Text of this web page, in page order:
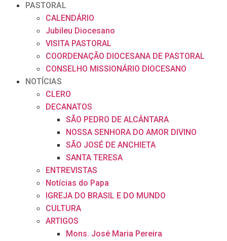
PASTORAL
CALENDÁRIO
Jubileu Diocesano
VISITA PASTORAL
COORDENAÇÃO DIOCESANA DE PASTORAL
CONSELHO MISSIONÁRIO DIOCESANO
NOTÍCIAS
CLERO
DECANATOS
SÃO PEDRO DE ALCÂNTARA
NOSSA SENHORA DO AMOR DIVINO
SÃO JOSÉ DE ANCHIETA
SANTA TERESA
ENTREVISTAS
Notícias do Papa
IGREJA DO BRASIL E DO MUNDO
CULTURA
ARTIGOS
Mons. José Maria Pereira